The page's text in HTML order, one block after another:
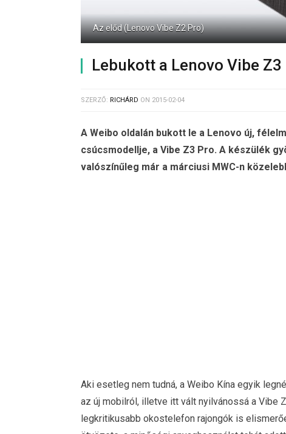
Az előd (Lenovo Vibe Z2 Pro)
Lebukott a Lenovo Vibe Z3
SZERZŐ: RICHÁRD ON 2015-02-04
A Weibo oldalán bukott le a Lenovo új,
csúcsmodellje, a Vibe Z3 Pro. A készülék
valószínűleg már a márciusi MWC-n
Aki esetleg nem tudná, a Weibo Kína egyik
az új mobilról, illetve itt vált nyilvánossá a Vibe
legkritikusabb okostelefon rajongók is